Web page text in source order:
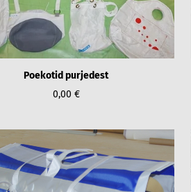
Poekotid purjedest
0,00 €